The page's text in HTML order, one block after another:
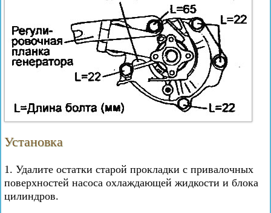
Установка
1. Удалите остатки старой прокладки с привалочных
поверхностей насоса охлаждающей жидкости и блока
цилиндров.